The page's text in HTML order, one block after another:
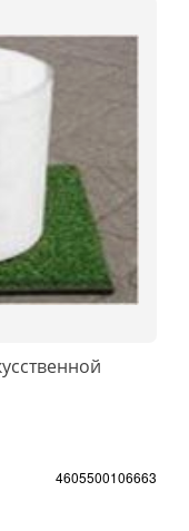
4605500106663